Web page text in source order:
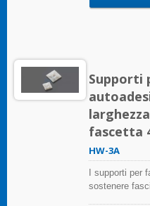
Supporti
fascetta
HW-3A
I supporti per
sostenere